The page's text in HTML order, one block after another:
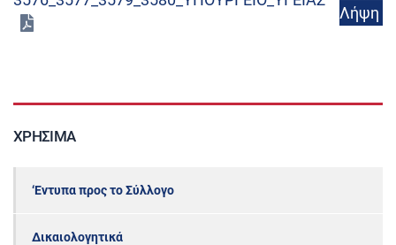
Λήψη
ΧΡΉΣΙΜΑ
‘Εντυπα προς το Σύλλογο
Δικαιολογητικά